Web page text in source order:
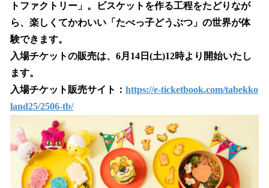
トファクトリー」。ビスケットを作る工程をたどりなが
ら、楽しくてかわいい「たべっ子どうぶつ」の世界が体
験できます。
入場チケットの販売は、6月14日(土)12時より開始いたし
ます。
入場チケット販売サイト： https://e-ticketbook.com/tabekko
land25/2506-tb/